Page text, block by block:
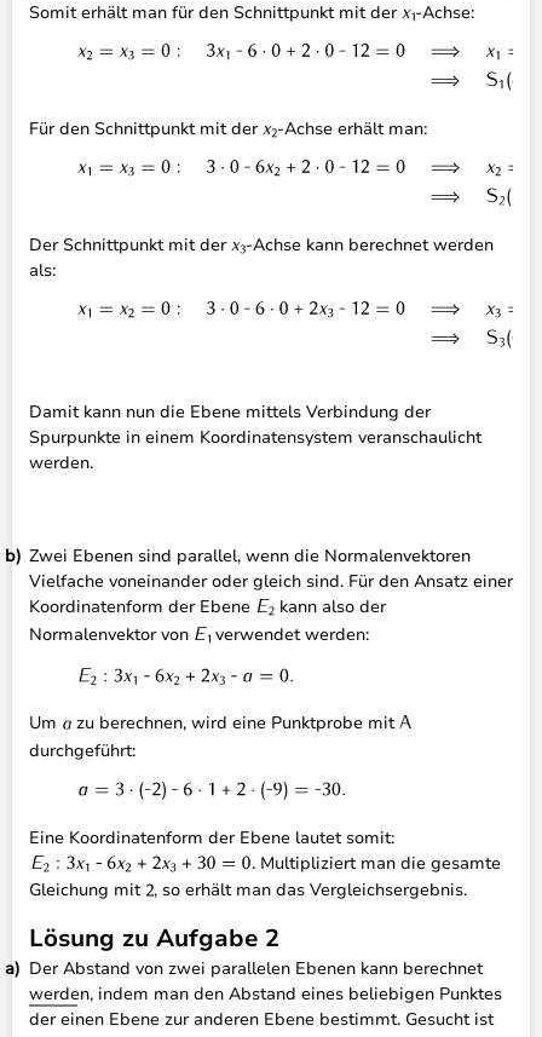
Somit erhält man für den Schnittpunkt mit der
-Achse:
Für den Schnittpunkt mit der -Achse erhält man:
Der Schnittpunkt mit der
-Achse kann berechnet werden
als:
Damit kann nun die Ebene mittels Verbindung der
Spurpunkte in einem Koordinatensystem veranschaulicht
werden.
Zwei Ebenen sind parallel, wenn die Normalenvektoren
Vielfache voneinander oder gleich sind. Für den Ansatz einer
Koordinatenform der Ebene
kann also der
Normalenvektor von
verwendet werden:
Um
zu berechnen, wird eine Punktprobe mit
durchgeführt:
Eine Koordinatenform der Ebene lautet somit:
. Multipliziert man die gesamte
Gleichung mit , so erhält man das Vergleichsergebnis.
Lösung zu Aufgabe 2
Der Abstand von zwei parallelen Ebenen kann berechnet
werden, indem man den Abstand eines beliebigen Punktes
der einen Ebene zur anderen Ebene bestimmt. Gesucht ist